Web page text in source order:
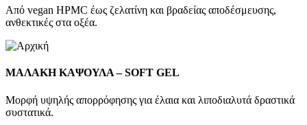
Από vegan HPMC έως ζελατίνη και βραδείας αποδέσμευσης,
ανθεκτικές στα οξέα.
MAΛΑΚΗ ΚΑΨΟΥΛΑ – SOFT GEL
Μορφή υψηλής απορρόφησης για έλαια και λιποδιαλυτά δραστικά
συστατικά.